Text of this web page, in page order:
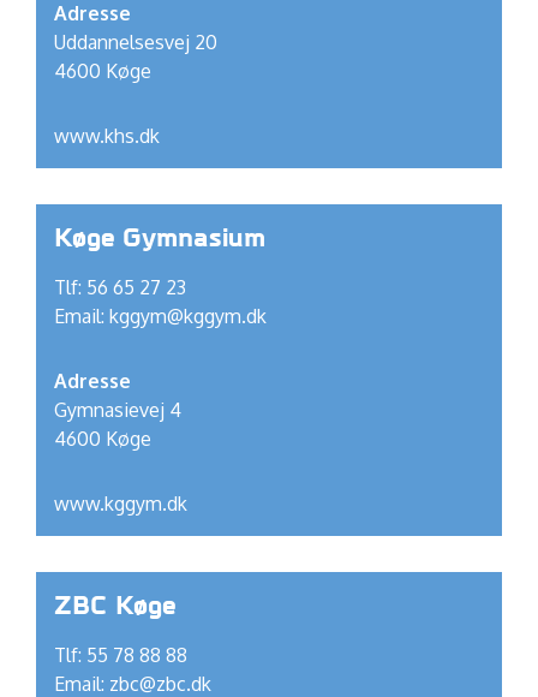
Adresse
Uddannelsesvej 20
4600 Køge
www.khs.dk
Køge Gymnasium
Tlf: 56 65 27 23
Email: kggym@kggym.dk
Adresse
Gymnasievej 4
4600 Køge
www.kggym.dk
ZBC Køge
Tlf: 55 78 88 88
Email: zbc@zbc.dk